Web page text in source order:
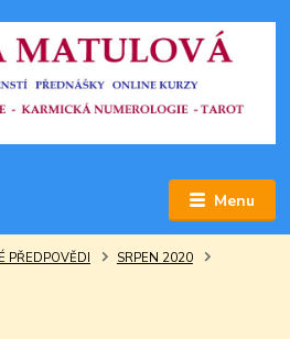
Menu
PŘEDPOVĚDI
SRPEN 2020